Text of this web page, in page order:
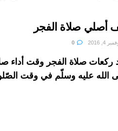
أصلي صلاة الفجر
4, 2016
ركعات صلاة الفجر وقت أداء
الله عليه وسلّم في وقت